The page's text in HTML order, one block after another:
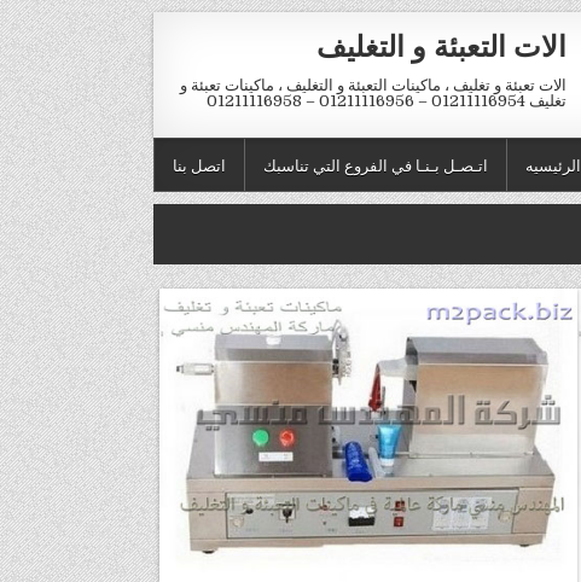
الات التعبئة و التغليف
الات تعبئة و تغليف ، ماكينات التعبئة و التغليف ، ماكينات تعبئة و
تغليف 01211116954 – 01211116956 – 01211116958
اتصل بنا اتـصـل بـنـا في الفروع التي تناسبك الرئيسيه